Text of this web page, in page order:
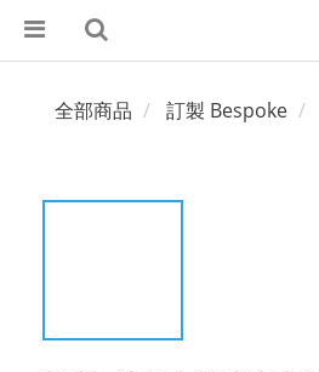
全部商品 訂製 Bespoke